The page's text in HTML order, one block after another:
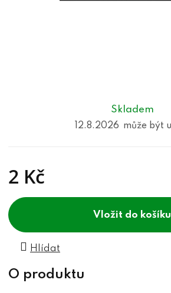
Skladem
12.8.2026
2 Kč
do košíku
Hlídat